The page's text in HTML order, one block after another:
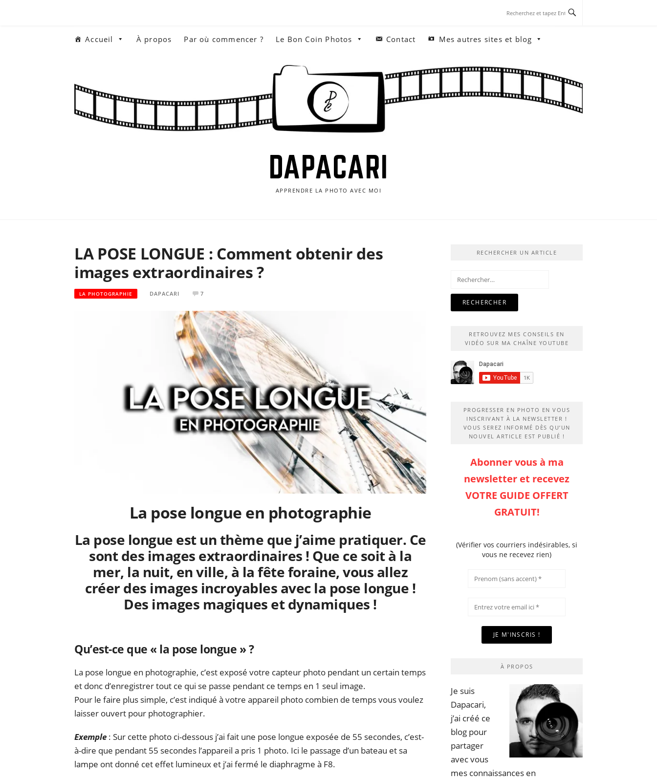
Accueil À propos Par où commencer ? Le Bon Coin Photos Contact Mes autres sites et blog
DAPACARI
APPRENDRE LA PHOTO AVEC MOI
LA POSE LONGUE : Comment obtenir des
images extraordinaires ?
LA PHOTOGRAPHIE DAPACARI 7
La pose longue en photographie
La pose longue est un thème que j’aime pratiquer. Ce
sont des images extraordinaires ! Que ce soit à la
mer, la nuit, en ville, à la fête foraine, vous allez
créer des images incroyables avec la pose longue !
Des images magiques et dynamiques !
Qu’est-ce que « la pose longue » ?
La pose longue en photographie, c’est exposé votre capteur photo pendant un certain temps
et donc d’enregistrer tout ce qui se passe pendant ce temps en 1 seul image.
Pour le faire plus simple, c’est indiqué à votre appareil photo combien de temps vous voulez
laisser ouvert pour photographier.
Exemple : Sur cette photo ci-dessous j’ai fait une pose longue exposée de 55 secondes, c’est-
à-dire que pendant 55 secondes l’appareil a pris 1 photo. Ici le passage d’un bateau et sa
lampe ont donné cet effet lumineux et j’ai fermé le diaphragme à F8.
RECHERCHER UN ARTICLE
Rechercher :
RETROUVEZ MES CONSEILS EN
VIDÉO SUR MA CHAÎNE YOUTUBE
PROGRESSER EN PHOTO EN VOUS
INSCRIVANT À LA NEWSLETTER !
VOUS SEREZ INFORMÉ DÈS QU’UN
NOUVEL ARTICLE EST PUBLIÉ !
Abonner vous à ma
newsletter et recevez
VOTRE GUIDE OFFERT
GRATUIT!
(Vérifier vos courriers indésirables, si
vous ne recevez rien)
À PROPOS
Je suis
Dapacari,
j’ai créé ce
blog pour
partager
avec vous
mes connaissances en